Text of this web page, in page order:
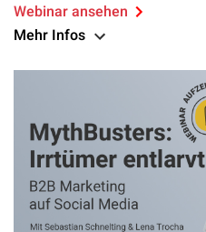
Webinar ansehen
Mehr Infos